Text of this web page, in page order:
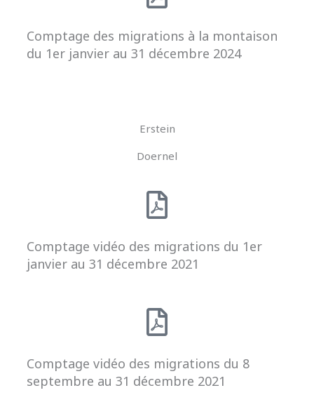
Comptage des migrations à la montaison
du 1er janvier au 31 décembre 2024
Erstein
Doernel
Comptage vidéo des migrations du 1er
janvier au 31 décembre 2021
Comptage vidéo des migrations du 8
septembre au 31 décembre 2021